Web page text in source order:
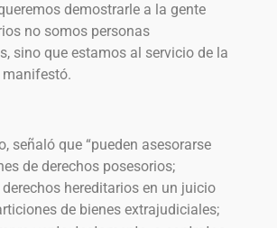
demostrarle a la gente
no somos personas
sino que estamos al servicio de la
manifestó.
señaló que “pueden asesorarse
de derechos posesorios;
hereditarios en un juicio
de bienes extrajudiciales;